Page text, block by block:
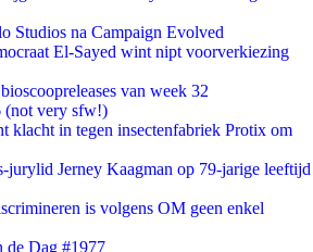
Studios na Campaign Evolved
El-Sayed wint nipt voorverkiezing
van week 32
(not very sfw!)
klacht in tegen insectenfabriek Protix om
jurylid Jerney Kaagman op 79-jarige leeftijd
is volgens OM geen enkel
de Dag #1977